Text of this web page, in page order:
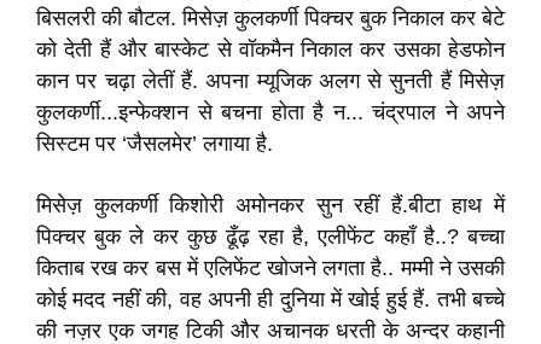
बिसलरी की बौटल. मिसेज़ कुलकर्णी पिक्चर बुक निकाल कर बेटे
को देती हैं और बास्केट से वॉकमैन निकाल कर उसका हेडफोन
कान पर चढ़ा लेतीं हैं. अपना म्यूजिक अलग से सुनती हैं मिसेज़
कुलकर्णी...इन्फेक्शन से बचना होता है न... चंद्रपाल ने अपने
सिस्टम पर ‘जैसलमेर’ लगाया है.
मिसेज़ कुलकर्णी किशोरी अमोनकर सुन रहीं हैं.बीटा हाथ में
पिक्चर बुक ले कर कुछ ढूँढ़ रहा है, एलीफेंट कहाँ है..? बच्चा
किताब रख कर बस में एलिफेंट खोजने लगता है.. मम्मी ने उसकी
कोई मदद नहीं की, वह अपनी ही दुनिया में खोई हुई हैं. तभी बच्चे
की नज़र एक जगह टिकी और अचानक धरती के अन्दर कहानी